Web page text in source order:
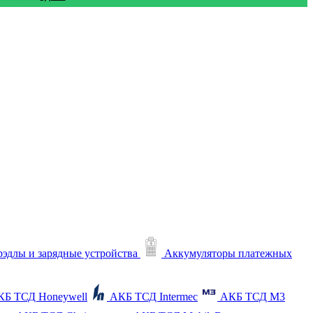
и зарядные устройства
Аккумуляторы платежных
ТСД Honeywell АКБ ТСД Intermec
АКБ ТСД M3